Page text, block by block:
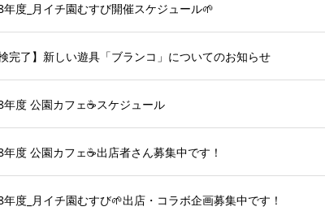
年度_月イチ園むすび開催スケジュール🌱
検完了】新しい遊具「ブランコ」についてのお知らせ
年度 公園カフェ☕️スケジュール
年度 公園カフェ☕️出店者さん募集中です！
年度_月イチ園むすび🌱出店・コラボ企画募集中です！